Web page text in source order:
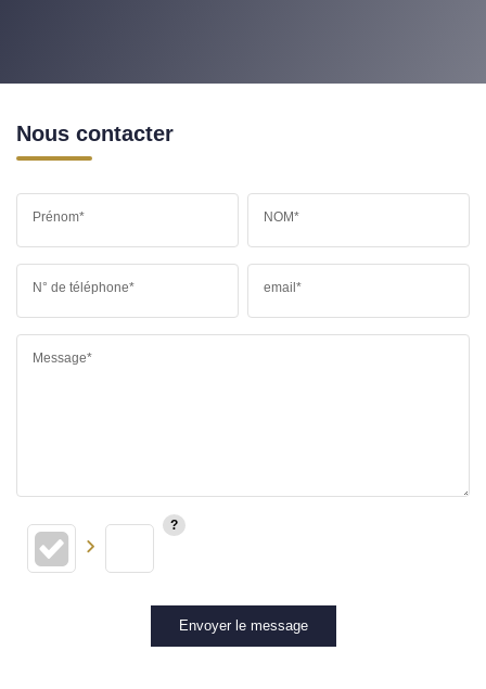
Nous contacter
Prénom* NOM*
N° de téléphone* email*
Message*
Envoyer le message